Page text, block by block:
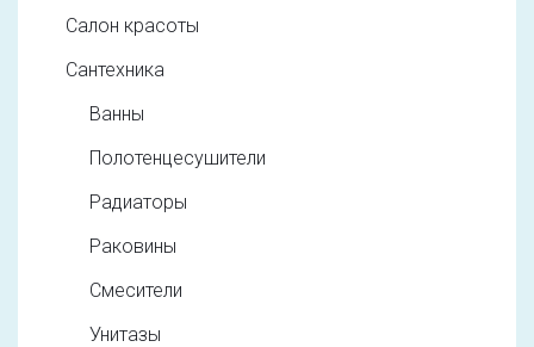
Салон красоты
Сантехника
Ванны
Полотенцесушители
Радиаторы
Раковины
Смесители
Унитазы